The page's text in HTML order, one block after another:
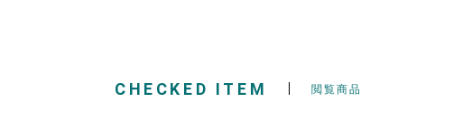
CHECKED ITEM 閲覧商品